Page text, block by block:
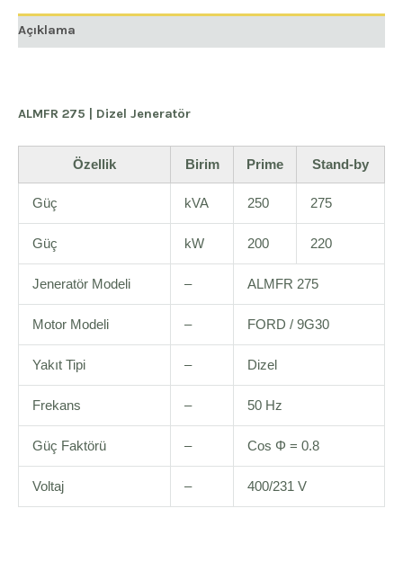
Açıklama
ALMFR 275 | Dizel Jeneratör
Özellik Birim Prime Stand-by
Güç kVA 250 275
Güç kW 200 220
Jeneratör Modeli – ALMFR 275
Motor Modeli – FORD / 9G30
Yakıt Tipi – Dizel
Frekans – 50 Hz
Güç Faktörü – Cos Φ = 0.8
Voltaj – 400/231 V